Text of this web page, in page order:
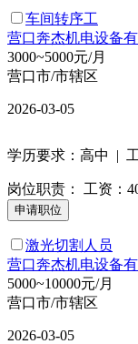
车间转序工
营口奔杰机电设备
3000~5000元/月
营口市/市辖区
2026-03-05
学历要求：高中 |
岗位职责： 工资：
激光切割人员
营口奔杰机电设备
5000~10000元/月
营口市/市辖区
2026-03-05